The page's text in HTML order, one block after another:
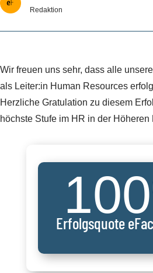
Redaktion
Wir freuen uns sehr, dass alle
als Leiter:in Human Resources
Herzliche Gratulation zu diesem
höchste Stufe im HR in der Höheren
100
Erfolgsquote